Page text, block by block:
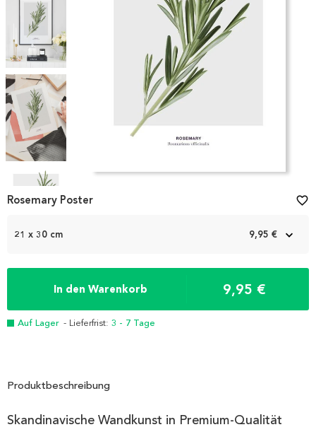
1
21 x 30 cm 9,95 €
In den Warenkorb 9,95 €
Auf Lager - Lieferfrist: 3 - 7 Tage
Rosemary Poster favorite_border
Produktbeschreibung
Skandinavische Wandkunst in Premium-Qualität